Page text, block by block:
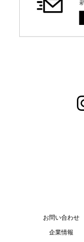
お問い合わせ
企業情報